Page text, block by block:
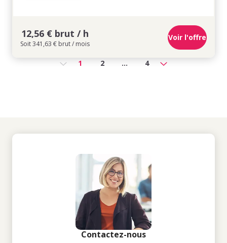
12,56 € brut / h
Soit 341,63 € brut / mois
Voir l'offre
1 2 ... 4
Contactez-nous